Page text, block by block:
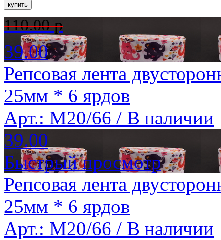
110.00 р
39.00
Репсовая лента
25мм * 6 ярдов
Арт.: M20/66 / В наличии
39.00
Быстрый просмотр
Репсовая лента
25мм * 6 ярдов
Арт.: M20/66 / В наличии